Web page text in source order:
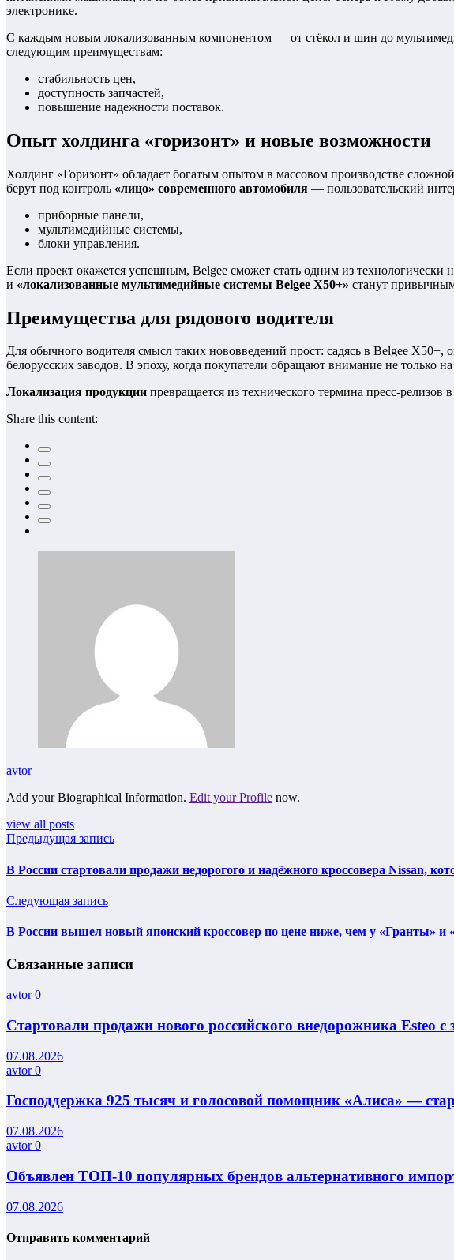
электронике.
С каждым новым локализованным компонентом — от стёкол и шин до
следующим преимуществам:
стабильность цен,
доступность запчастей,
повышение надежности поставок.
Опыт холдинга «горизонт» и новые возможности
Холдинг «Горизонт» обладает богатым опытом в массовом производстве
берут под контроль «лицо» современного автомобиля — пользовательский
приборные панели,
мультимедийные системы,
блоки управления.
Если проект окажется успешным, Belgee сможет стать одним из технологически
и «локализованные мультимедийные системы Belgee X50+» станут
Преимущества для рядового водителя
Для обычного водителя смысл таких нововведений прост: садясь в Belgee X50+,
белорусских заводов. В эпоху, когда покупатели обращают внимание не только
Локализация продукции превращается из технического термина пресс-
Share this content:
avtor
Add your Biographical Information. Edit your Profile now.
view all posts
Предыдущая запись
В России стартовали продажи недорогого и надёжного кроссовера Nissan,
Следующая запись
В России вышел новый японский кроссовер по цене ниже, чем у «Гранты» и
Связанные записи
avtor0
Стартовали продажи нового российского внедорожника Esteo
07.08.2026
avtor0
Господдержка 925 тысяч и голосовой помощник «Алиса» —
07.08.2026
avtor0
Объявлен ТОП-10 популярных брендов альтернативного
07.08.2026
Отправить комментарий